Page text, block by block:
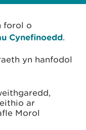
forol o
Cynefinoedd.
yn hanfodol
ar
Morol